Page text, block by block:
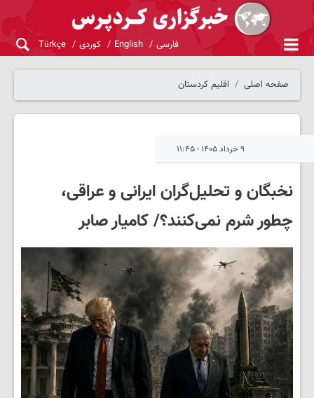
فارسی English کوردی Türkçe
صفحه اصلی اقلیم کردستان
۹ خرداد ۱۴۰۵ - ۱۱:۴۵
نخبگان و تحلیل‌گران ایرانی و عراقی،
چطور شرم نمی‌کنند؟/ کامیار صابر